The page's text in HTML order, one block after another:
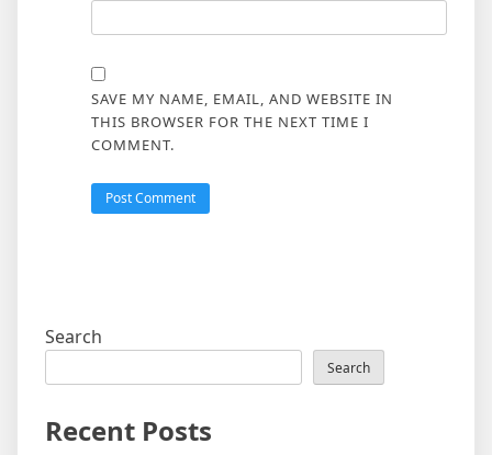
SAVE MY NAME, EMAIL, AND WEBSITE IN
THIS BROWSER FOR THE NEXT TIME I
COMMENT.
Search
Search
Recent Posts